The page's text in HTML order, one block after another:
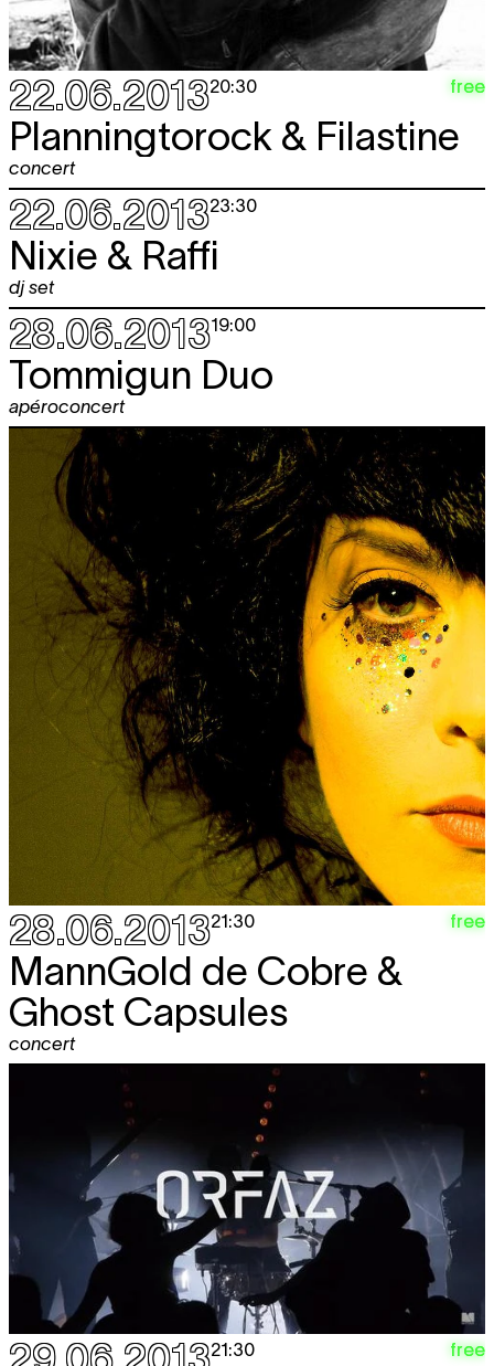
22.06.201320:30 free
Planningtorock & Filastine
concert
22.06.201323:30
Nixie & Raffi
dj set
28.06.201319:00
Tommigun Duo
apéroconcert
28.06.201321:30 free
MannGold de Cobre &
Ghost Capsules
concert
21:30 free